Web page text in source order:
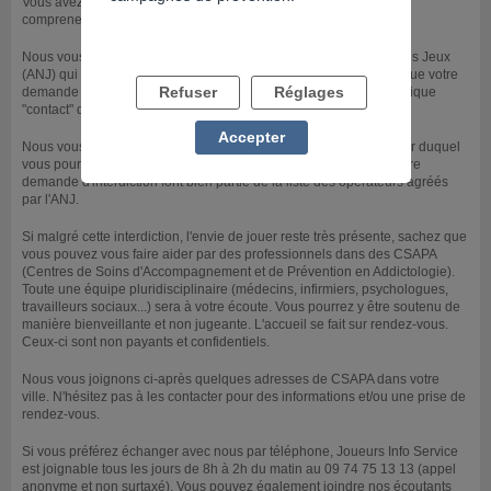
comprenez pas pourquoi vous pouvez encore jouer.
Nous vous invitons à contacter directement l'Autorité Nationale des Jeux
(ANJ) qui pourra répondre à votre question et vérifier avec vous que votre
demande est bien enregistrée. Vous trouverez un lien vers la rubrique
"contact" de l'ANJ ci-après.
Nous vous joignons également un lien vers le site de l'ANJ à partir duquel
vous pourrez vérifier que les opérateurs de jeu concernés par votre
demande d'interdiction font bien partie de la liste des opérateurs agréés
par l'ANJ.
Si malgré cette interdiction, l'envie de jouer reste très présente, sachez que
vous pouvez vous faire aider par des professionnels dans des CSAPA
(Centres de Soins d'Accompagnement et de Prévention en Addictologie).
Toute une équipe pluridisciplinaire (médecins, infirmiers, psychologues,
travailleurs sociaux...) sera à votre écoute. Vous pourrez y être soutenu de
manière bienveillante et non jugeante. L'accueil se fait sur rendez-vous.
Ceux-ci sont non payants et confidentiels.
Nous vous joignons ci-après quelques adresses de CSAPA dans votre
ville. N'hésitez pas à les contacter pour des informations et/ou une prise de
rendez-vous.
Si vous préférez échanger avec nous par téléphone, Joueurs Info Service
est joignable tous les jours de 8h à 2h du matin au 09 74 75 13 13 (appel
anonyme et non surtaxé). Vous pouvez également joindre nos écoutants
Refuser Réglages
Accepter